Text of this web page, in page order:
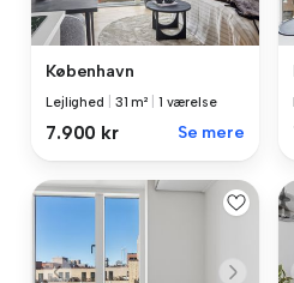
København
Lejlighed 31 m² 1 værelse
7.900 kr Se mere